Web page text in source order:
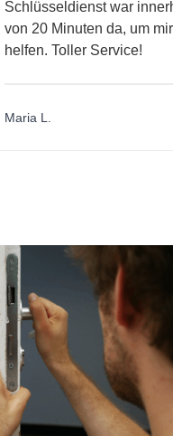
Schlüsseldienst war
von 20 Minuten da, um mir
helfen. Toller Service!
Maria L.